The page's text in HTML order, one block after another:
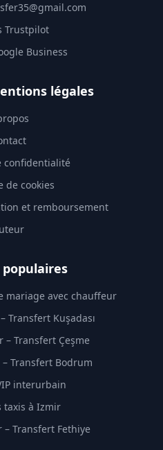
Trustpilot
Business
légales
confidentialité
de cookies
et remboursement
populaires
mariage avec chauffeur
Transfert Kuşadası
Transfert Çeşme
Transfert Bodrum
interurbain
taxis à Izmir
Transfert Fethiye